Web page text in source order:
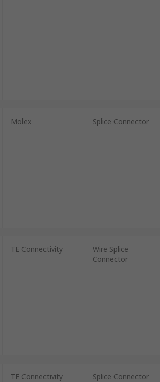
Molex Splice Connector
TE Connectivity
Wire Splice
Connector
TE Connectivity Splice Connector